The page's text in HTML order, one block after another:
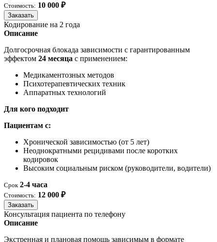
Стоимость: 10 000 ₽
Заказать
Кодирование на 2 года
Описание
Долгосрочная блокада зависимости с гарантированным
эффектом 24 месяца с применением:
Медикаментозных методов
Психотерапевтических техник
Аппаратных технологий
Для кого подходит
Пациентам с:
Хронической зависимостью (от 5 лет)
Неоднократными рецидивами после коротких
кодировок
Высоким социальным риском (руководители, водители)
Срок 2-4 часа
Стоимость: 12 000 ₽
Заказать
Консультация пациента по телефону
Описание
Экстренная и плановая помощь зависимым в формате